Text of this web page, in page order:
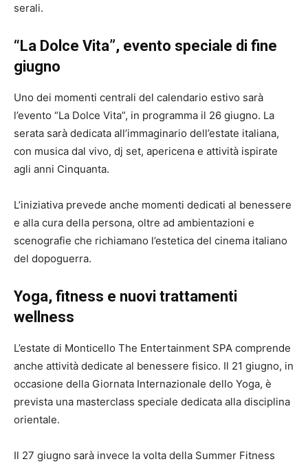
serali.
“La Dolce Vita”, evento speciale di fine
giugno
Uno dei momenti centrali del calendario estivo sarà
l’evento “La Dolce Vita”, in programma il 26 giugno. La
serata sarà dedicata all’immaginario dell’estate italiana,
con musica dal vivo, dj set, apericena e attività ispirate
agli anni Cinquanta.
L’iniziativa prevede anche momenti dedicati al benessere
e alla cura della persona, oltre ad ambientazioni e
scenografie che richiamano l’estetica del cinema italiano
del dopoguerra.
Yoga, fitness e nuovi trattamenti
wellness
L’estate di Monticello The Entertainment SPA comprende
anche attività dedicate al benessere fisico. Il 21 giugno, in
occasione della Giornata Internazionale dello Yoga, è
prevista una masterclass speciale dedicata alla disciplina
orientale.
Il 27 giugno sarà invece la volta della Summer Fitness